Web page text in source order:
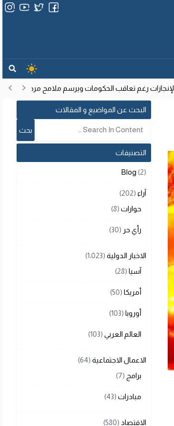
رغم تعاقب الحكومات ويرسم ملامح مرحلة تنموية جديدة
البحث عن المواضيع و المقالات
التصنيفات
Blog (2)
آراء (202)
حوارات (8)
رأي حر (30)
الاخبار الدولية (1٬023)
آسيا (28)
أمريكا (50)
أوروبا (103)
العالم العربي (103)
الاعمال الاجتماعية (64)
برامج (7)
مبادرات (43)
الاقتصاد (580)